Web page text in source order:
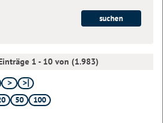
1 - 10 von (1.983)
50 100